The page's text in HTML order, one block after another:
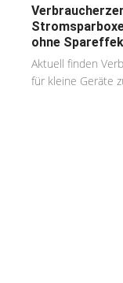
ohne
Aktuell finden
für kleine Geräte